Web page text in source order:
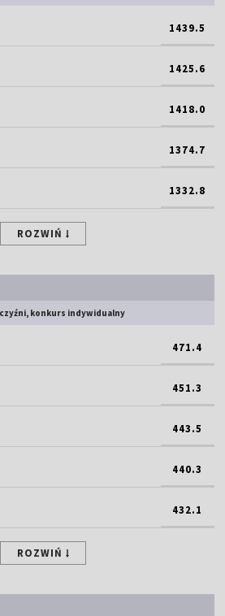
1439.5
1425.6
1418.0
1374.7
1332.8
ROZWIŃ
konkurs indywidualny
471.4
451.3
443.5
440.3
432.1
ROZWIŃ